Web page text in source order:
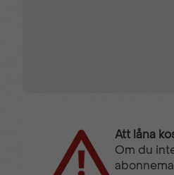
Trådlös mobilladdare
Att låna
Om du